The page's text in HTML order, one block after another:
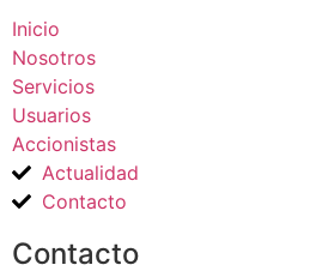
Inicio
Nosotros
Servicios
Usuarios
Accionistas
Actualidad
Contacto
Contacto